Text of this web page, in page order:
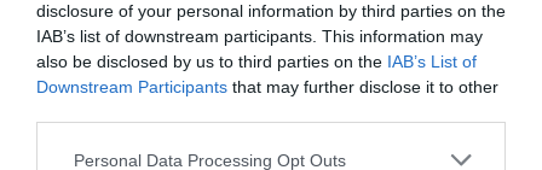
disclosure of your personal information by third parties on the
IAB’s list of downstream participants. This information may
also be disclosed by us to third parties on the IAB’s List of
Downstream Participants that may further disclose it to other
Please note that this website/app uses one or more Google
Personal Data Processing Opt Outs
Ακολουθήστε τοfoodlife.gr στο Google
Newsκαι μάθετε πρώτοι όλες τις ειδήσεις